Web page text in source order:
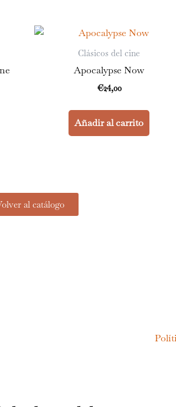
Clásicos del cine
Apocalypse Now
€24,00
Añadir al carrito
al catálogo